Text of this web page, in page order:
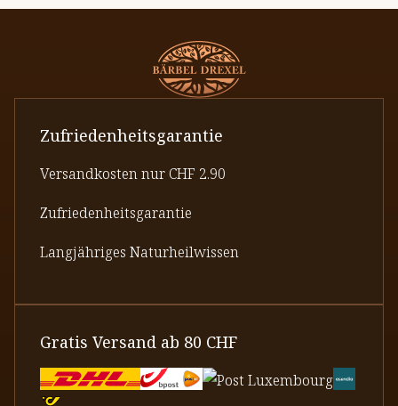
Zufriedenheitsgarantie
Versandkosten nur CHF 2.90
Zufriedenheitsgarantie
Langjähriges Naturheilwissen
Gratis Versand ab 80 CHF